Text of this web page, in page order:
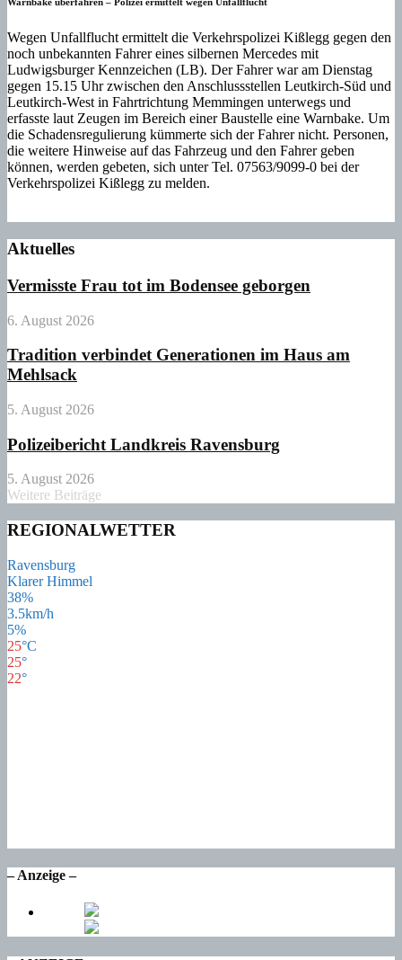
Warnbake überfahren – Polizei ermittelt wegen Unfallflucht
Wegen Unfallflucht ermittelt die Verkehrspolizei Kißlegg gegen den
noch unbekannten Fahrer eines silbernen Mercedes mit
Ludwigsburger Kennzeichen (LB). Der Fahrer war am Dienstag
gegen 15.15 Uhr zwischen den Anschlussstellen Leutkirch-Süd und
Leutkirch-West in Fahrtrichtung Memmingen unterwegs und
erfasste laut Zeugen im Bereich einer Baustelle eine Warnbake. Um
die Schadensregulierung kümmerte sich der Fahrer nicht. Personen,
die weitere Hinweise auf das Fahrzeug und den Fahrer geben
können, werden gebeten, sich unter Tel. 07563/9099-0 bei der
Verkehrspolizei Kißlegg zu melden.
Aktuelles
Vermisste Frau tot im Bodensee geborgen
6. August 2026
Tradition verbindet Generationen im Haus am
Mehlsack
5. August 2026
Polizeibericht Landkreis Ravensburg
5. August 2026
Weitere Beiträge
REGIONALWETTER
Ravensburg
Klarer Himmel
38%
3.5km/h
5%
25°C
25°
22°
– Anzeige –